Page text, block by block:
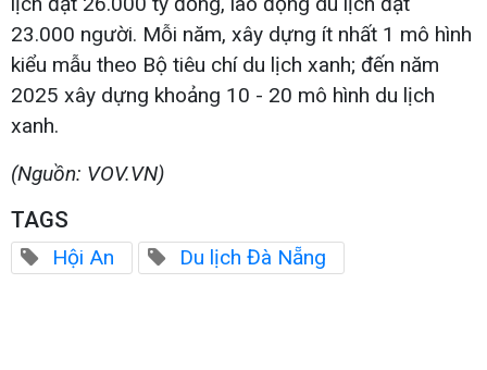
23.000 người. Mỗi năm, xây dựng ít nhất 1 mô hình
kiểu mẫu theo Bộ tiêu chí du lịch xanh; đến năm
2025 xây dựng khoảng 10 - 20 mô hình du lịch
xanh.
(Nguồn: VOV.VN)
TAGS
Hội An Du lịch Đà Nẵng